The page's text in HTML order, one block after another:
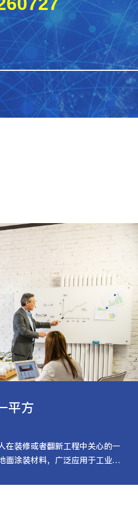
平方
在装修或者翻新工程中关心的一
面涂装材料，广泛应用于工业厂